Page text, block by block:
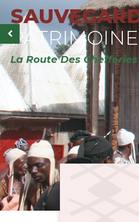
La Route Des Chefferies